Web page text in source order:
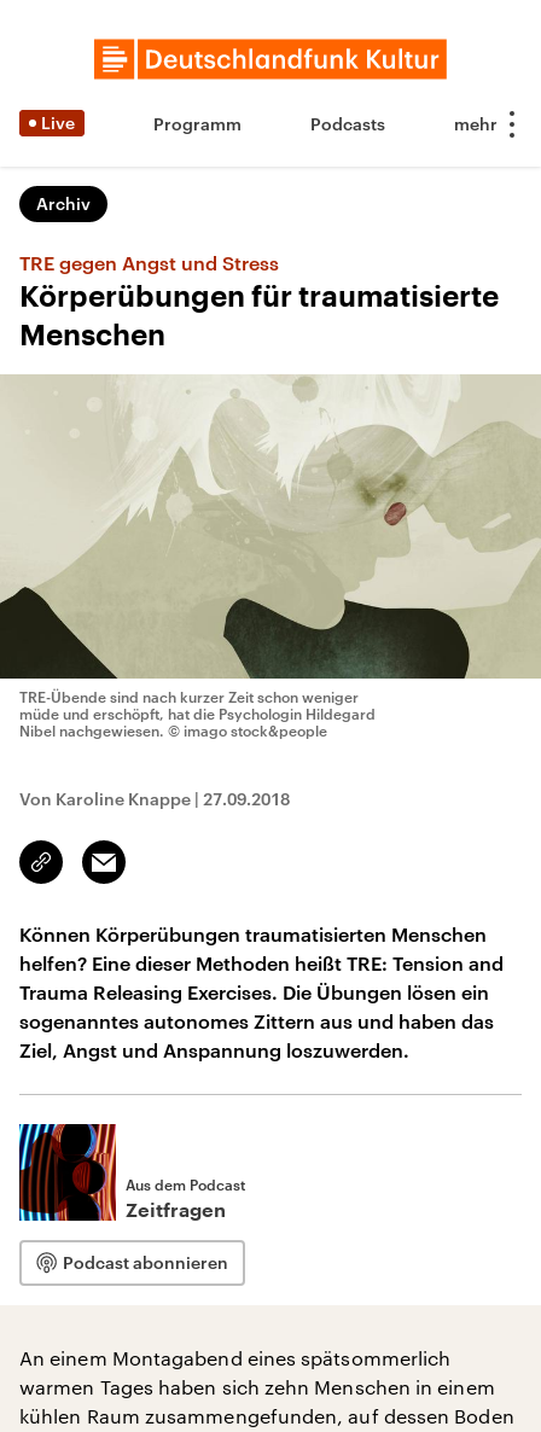
Live Programm Podcasts
Archiv
TRE gegen Angst und Stress
Körperübungen für traumatisierte
Menschen
TRE-Übende sind nach kurzer Zeit schon weniger
müde und erschöpft, hat die Psychologin Hildegard
Nibel nachgewiesen. © imago stock&people
Von Karoline Knappe | 27.09.2018
Link
kopieren/teilen
Email
Können Körperübungen traumatisierten Menschen
helfen? Eine dieser Methoden heißt TRE: Tension and
Trauma Releasing Exercises. Die Übungen lösen ein
sogenanntes autonomes Zittern aus und haben das
Ziel, Angst und Anspannung loszuwerden.
Aus dem Podcast
Zeitfragen
Podcast abonnieren
An einem Montagabend eines spätsommerlich
warmen Tages haben sich zehn Menschen in einem
kühlen Raum zusammengefunden, auf dessen Boden